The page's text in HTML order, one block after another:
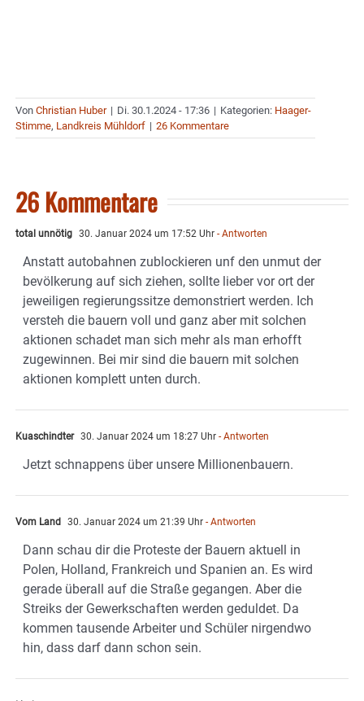
Von Christian Huber | Di. 30.1.2024 - 17:36 | Kategorien: Haager-
Stimme, Landkreis Mühldorf | 26 Kommentare
26 Kommentare
total unnötig 30. Januar 2024 um 17:52 Uhr - Antworten
Anstatt autobahnen zublockieren unf den unmut der
bevölkerung auf sich ziehen, sollte lieber vor ort der
jeweiligen regierungssitze demonstriert werden. Ich
versteh die bauern voll und ganz aber mit solchen
aktionen schadet man sich mehr als man erhofft
zugewinnen. Bei mir sind die bauern mit solchen
aktionen komplett unten durch.
Kuaschindter 30. Januar 2024 um 18:27 Uhr - Antworten
Jetzt schnappens über unsere Millionenbauern.
Vom Land 30. Januar 2024 um 21:39 Uhr - Antworten
Dann schau dir die Proteste der Bauern aktuell in
Polen, Holland, Frankreich und Spanien an. Es wird
gerade überall auf die Straße gegangen. Aber die
Streiks der Gewerkschaften werden geduldet. Da
kommen tausende Arbeiter und Schüler nirgendwo
hin, dass darf dann schon sein.